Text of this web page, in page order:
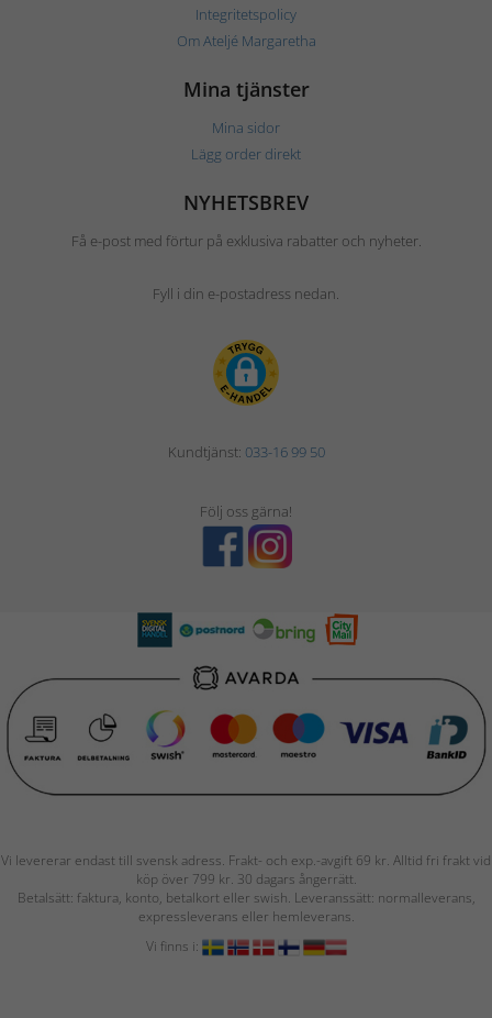
Integritetspolicy
Om Ateljé Margaretha
Mina tjänster
Mina sidor
Lägg order direkt
NYHETSBREV
Få e-post med förtur på exklusiva rabatter och nyheter.
Fyll i din e-postadress nedan.
Kundtjänst: 033-16 99 50
Följ oss gärna!
Vi levererar endast till svensk adress. Frakt- och exp.-avgift 69 kr. Alltid fri frakt vid
köp över 799 kr. 30 dagars ångerrätt.
Betalsätt: faktura, konto, betalkort eller swish. Leveranssätt: normalleverans,
expressleverans eller hemleverans.
Vi finns i: